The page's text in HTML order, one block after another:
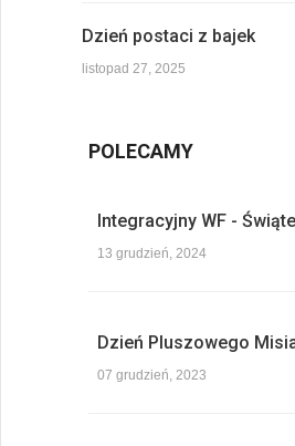
Dzień postaci z bajek
listopad 27, 2025
POLECAMY
Integracyjny WF -
13 grudzień, 2024
Dzień Pluszowego
07 grudzień, 2023